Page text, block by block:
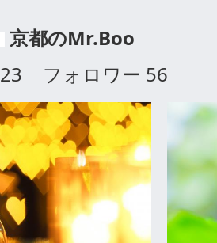
京都のMr.Boo
23
フォロワー 56